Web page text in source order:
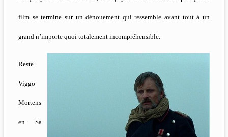
film se termine sur un dénouement qui ressemble avant tout à un
grand n’importe quoi totalement incompréhensible.
Reste
Viggo
Mortens
en. Sa